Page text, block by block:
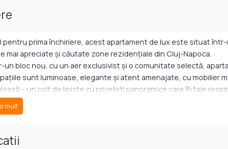
pentru prima închiriere, acest apartament de lux este situat
mai apreciate și căutate zone rezidențiale din Cluj-Napoca.
un bloc nou, cu un aer exclusivist și o comunitate selectă,
sunt luminoase, elegante și atent amenajate, cu mobilier
– un colț de liniște cu priveliști panoramice care îți taie
este complet mobilat și utilat, pregătit pentru mutare
sigur și ușor accesibil.
mult